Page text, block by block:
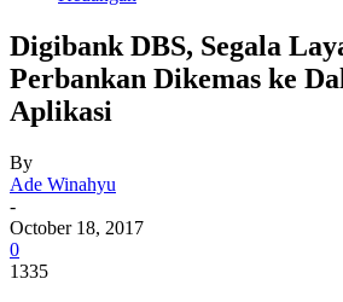
Digibank DBS, Segala
Perbankan Dikemas ke
Aplikasi
By
Ade Winahyu
-
October 18, 2017
0
1335